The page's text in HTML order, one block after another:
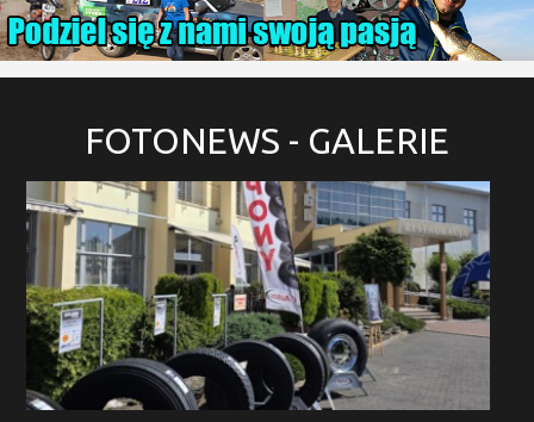
FOTONEWS - GALERIE